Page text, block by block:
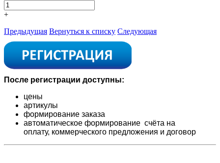
+
Предыдущая Вернуться к списку Следующая
После регистрации доступны:
цены
артикулы
формирование заказа
автоматическое формирование счёта на
оплату, коммерческого предложения и договор